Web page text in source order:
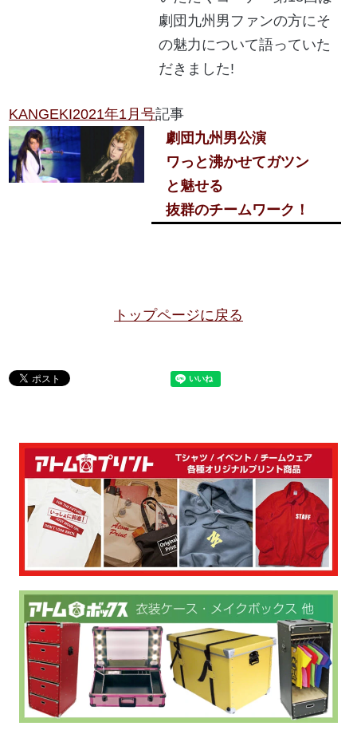
劇団九州男ファンの方にそ
の魅力について語っていた
だきました!
KANGEKI2021年1月号記事
劇団九州男公演
ワっと沸かせてガツン
と魅せる
抜群のチームワーク！
トップページに戻る